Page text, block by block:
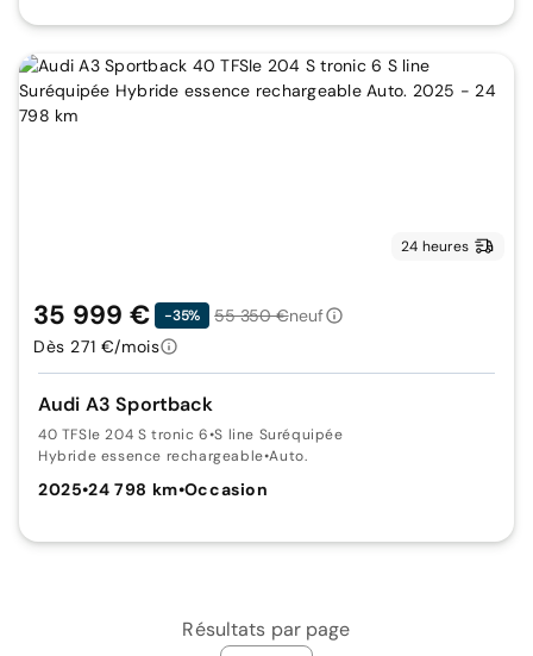
24 heures
Audi A3 Sportback
40 TFSIe 204 S tronic 6•S line Suréquipée
Hybride essence rechargeable•Auto.
2025•24 798 km•Occasion
35 999 € -35% 55 350 €neuf
Dès 271 €/mois
Résultats par page